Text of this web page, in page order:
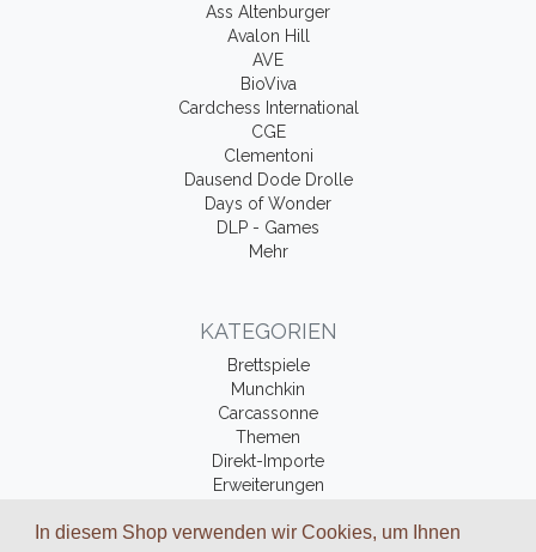
Ass Altenburger
Avalon Hill
AVE
BioViva
Cardchess International
CGE
Clementoni
Dausend Dode Drolle
Days of Wonder
DLP - Games
Mehr
KATEGORIEN
Brettspiele
Munchkin
Carcassonne
Themen
Direkt-Importe
Erweiterungen
Zubehör
In diesem Shop verwenden wir Cookies, um Ihnen